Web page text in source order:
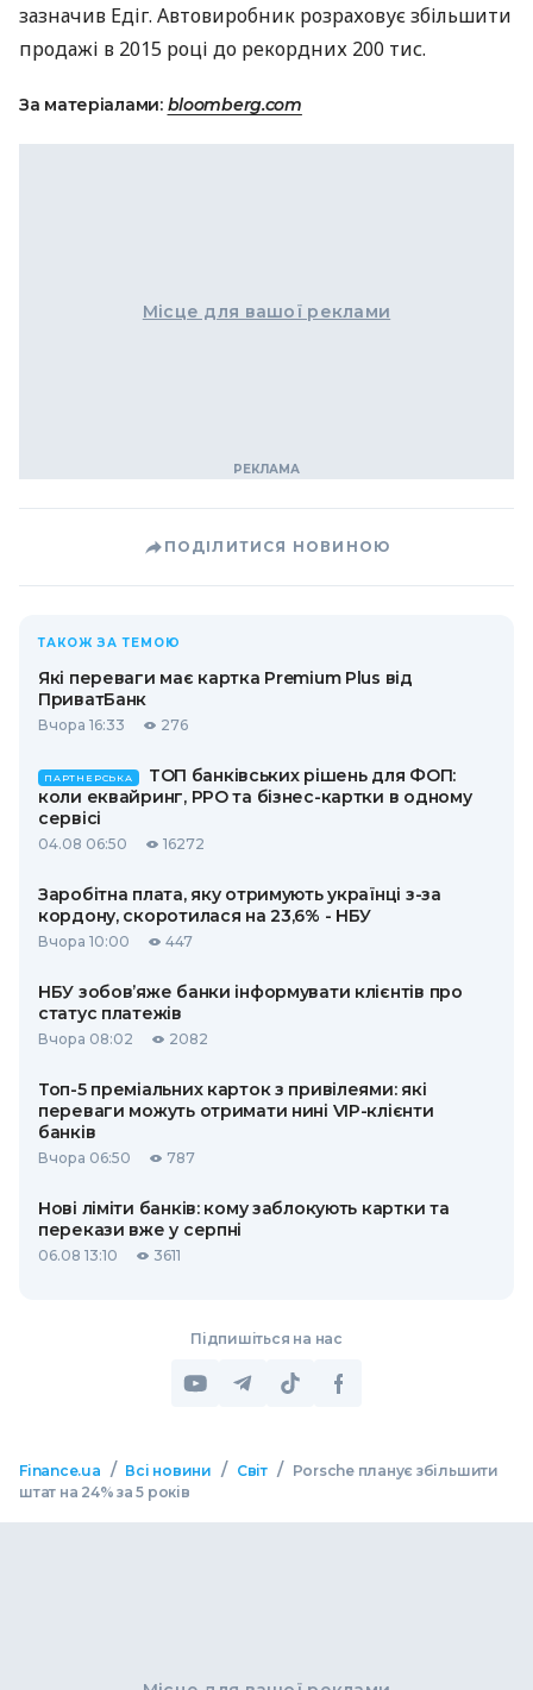
зазначив Едіг. Автовиробник розраховує збільшити
продажі в 2015 році до рекордних 200 тис.
За матеріалами: bloomberg.com
Місце для вашої реклами
ПОДІЛИТИСЯ НОВИНОЮ
ТАКОЖ ЗА ТЕМОЮ
Які переваги має картка Premium Plus від
ПриватБанк
Вчора 16:33 276
ПАРТНЕРСЬКА
ТОП банківських рішень для ФОП:
коли еквайринг, РРО та бізнес-картки в одному
сервісі
04.08 06:50 16272
Заробітна плата, яку отримують українці з-за
кордону, скоротилася на 23,6% - НБУ
Вчора 10:00 447
НБУ зобов’яже банки інформувати клієнтів про
статус платежів
Вчора 08:02 2082
Топ-5 преміальних карток з привілеями: які
переваги можуть отримати нині VIP-клієнти
банків
Вчора 06:50 787
Нові ліміти банків: кому заблокують картки та
перекази вже у серпні
06.08 13:10 3611
Підпишіться на нас
Finance.ua / Всі новини / Світ /
Porsche планує збільшити
штат на 24% за 5 років